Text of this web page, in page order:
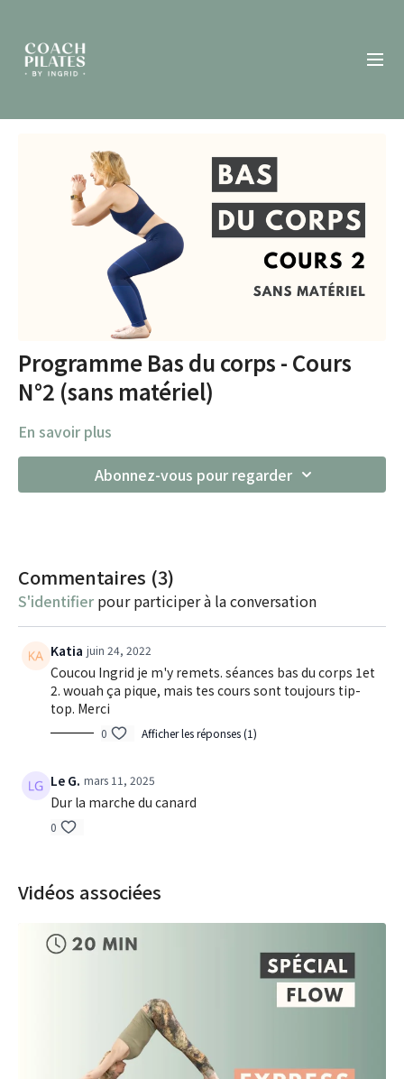
Programme Bas du corps - Cours
N°2 (sans matériel)
En savoir plus
Abonnez-vous pour regarder
Commentaires (3)
S'identifier pour participer à la conversation
Katia juin 24, 2022
Coucou Ingrid je m'y remets. séances bas du corps 1et
2. wouah ça pique, mais tes cours sont toujours tip-
top. Merci
0 Afficher les réponses (1)
Le G. mars 11, 2025
Dur la marche du canard
0
Vidéos associées